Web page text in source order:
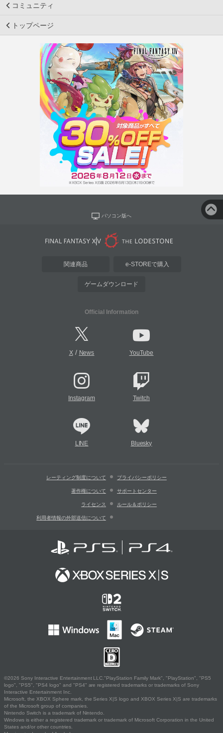
コミュニティ
トップページ
パソコン版へ
関連商品 e-STOREで購入
ゲームダウンロード
Official Information
X/ News YouTube
Instagram Twitch
LINE Bluesky
レーティング制度について プライバシーポリシー
著作権について サポートセンター
ライセンス ルール＆ポリシー
利用者情報の外部送信について
©2026 Sony Interactive Entertainment LLC."PlayStation Family Mark", "PlayStation", "PS5
logo", "PS5", "PS4 logo" and "PS4" are registered trademarks or trademarks of Sony
Interactive Entertainment Inc.
Microsoft, the XBOX Sphere mark, the Series X|S logo and XBOX Series X|S are trademarks
of the Microsoft group of companies.
Nintendo Switch is a trademark of Nintendo.
Windows is either a registered trademark or trademark of Microsoft Corporation in the United
States and/or other countries.